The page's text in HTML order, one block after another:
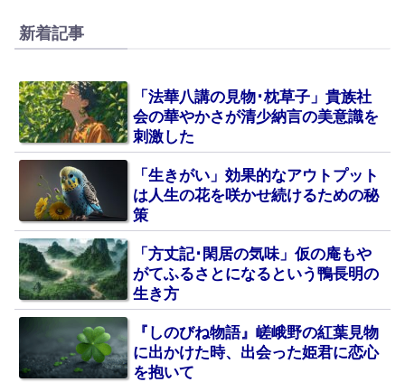
新着記事
「法華八講の見物･枕草子」貴族社
会の華やかさが清少納言の美意識を
刺激した
「生きがい」効果的なアウトプット
は人生の花を咲かせ続けるための秘
策
「方丈記･閑居の気味」仮の庵もや
がてふるさとになるという鴨長明の
生き方
『しのびね物語』嵯峨野の紅葉見物
に出かけた時、出会った姫君に恋心
を抱いて